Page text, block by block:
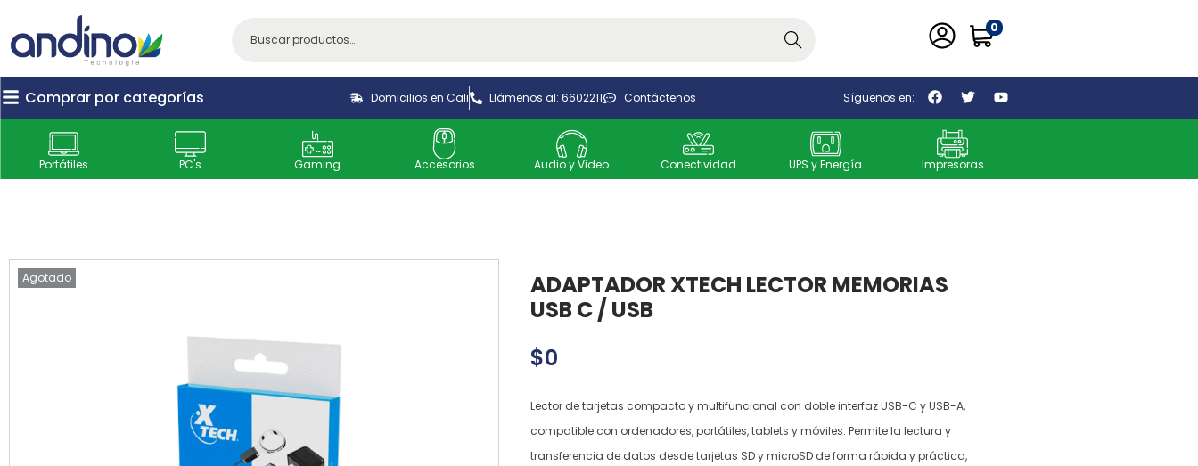
Buscar
0
Comprar por categorías Domicilios en Cali Llámenos al: 6602211 Contáctenos Síguenos en:
Portátiles PC's Gaming Accesorios Audio y Video Conectividad UPS y Energía Impresoras
Agotado
ADAPTADOR XTECH LECTOR MEMORIAS
USB C / USB
$0
Lector de tarjetas compacto y multifuncional con doble interfaz USB-C y USB-A,
compatible con ordenadores, portátiles, tablets y móviles. Permite la lectura y
transferencia de datos desde tarjetas SD y microSD de forma rápida y práctica,